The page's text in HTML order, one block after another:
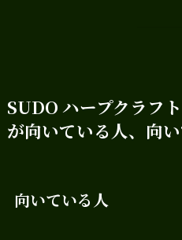
SUDO ハープクラフ
が向いている人、向
向いている人